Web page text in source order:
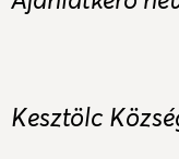
Kesztölc